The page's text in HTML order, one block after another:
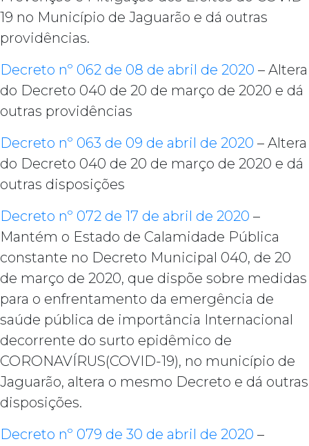
19 no Município de Jaguarão e dá outras
providências.
Decreto nº 062 de 08 de abril de 2020 – Altera
do Decreto 040 de 20 de março de 2020 e dá
outras providências
Decreto nº 063 de 09 de abril de 2020 – Altera
do Decreto 040 de 20 de março de 2020 e dá
outras disposições
Decreto nº 072 de 17 de abril de 2020 –
Mantém o Estado de Calamidade Pública
constante no Decreto Municipal 040, de 20
de março de 2020, que dispõe sobre medidas
para o enfrentamento da emergência de
saúde pública de importância Internacional
decorrente do surto epidêmico de
CORONAVÍRUS(COVID-19), no município de
Jaguarão, altera o mesmo Decreto e dá outras
disposições.
Decreto nº 079 de 30 de abril de 2020 –